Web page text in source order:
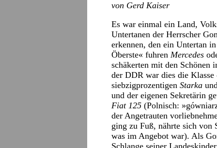
von Gerd Kaiser
Es war einmal ein Land,
Untertanen der Herrscher
erkennen, den ein Untertan
Öberste« fuhren Mercedes
schäkerten mit den
der DDR war dies die
siebzigprozentigen Starka
und der eigenen Sekretärin
Fiat 125 (Polnisch:
der Angetrauten
ging zu Fuß, nährte sich von
was im Angebot war). Als
Schlange seiner